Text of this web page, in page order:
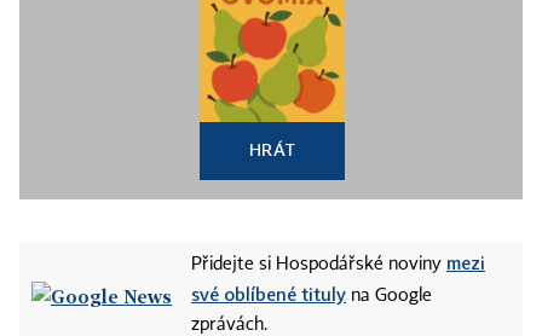
HRÁT
Přidejte si Hospodářské noviny mezi
své oblíbené tituly na Google
zprávách.